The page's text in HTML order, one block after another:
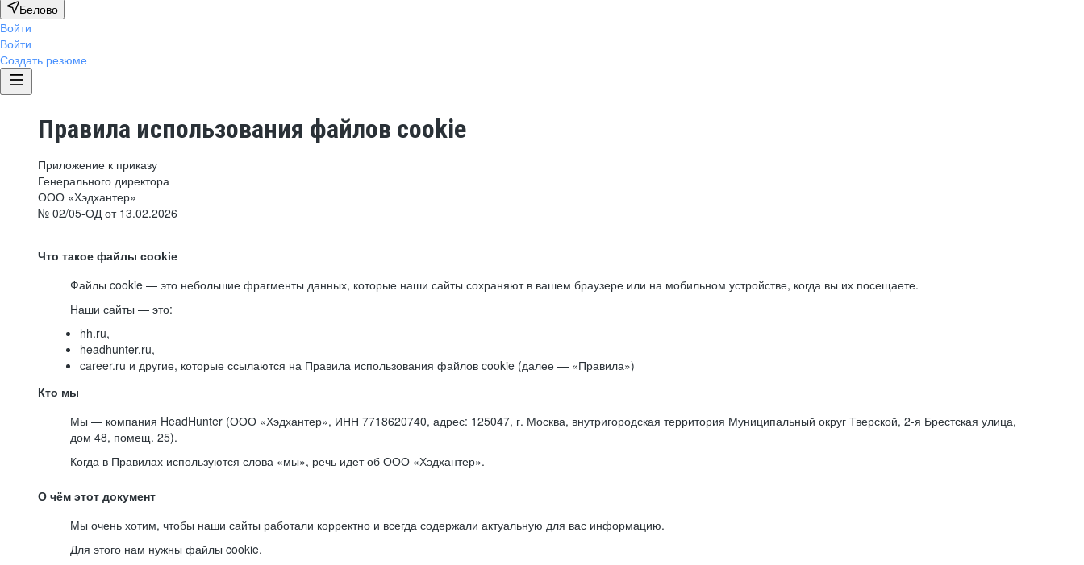
Белово
Войти
Войти
Создать резюме
Правила использования файлов cookie
Приложение к приказу
Генерального директора
ООО «Хэдхантер»
№ 02/05-ОД от 13.02.2026
Что такое файлы cookie
Файлы cookie — это небольшие фрагменты данных, которые наши сайты сохраняют в вашем браузере или на мобильном устройстве, когда вы их посещаете.
Наши сайты — это:
hh.ru,
headhunter.ru,
career.ru и другие, которые ссылаются на Правила использования файлов cookie (далее — «Правила»)
Кто мы
Мы — компания HeadHunter (ООО «Хэдхантер», ИНН 7718620740, адрес: 125047, г. Москва, внутригородская территория Муниципальный округ Тверской, 2-я Брестская улица,
дом 48, помещ. 25).
Когда в Правилах используются слова «мы», речь идет об ООО «Хэдхантер».
О чём этот документ
Мы очень хотим, чтобы наши сайты работали корректно и всегда содержали актуальную для вас информацию.
Для этого нам нужны файлы cookie.